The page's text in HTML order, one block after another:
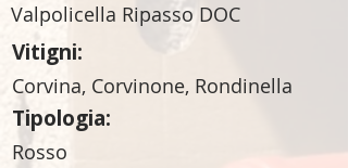
Valpolicella Ripasso DOC
Vitigni:
Corvina, Corvinone, Rondinella
Tipologia:
Rosso